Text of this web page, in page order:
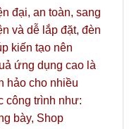
đại, an toàn, sang
và dễ lắp đặt, đèn
kiến tạo nên
ứng dụng cao là
hảo cho nhiều
công trình như:
bày, Shop